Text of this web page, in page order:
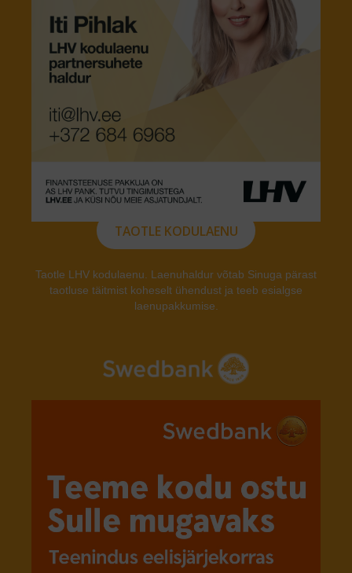
TAOTLE KODULAENU
Taotle LHV kodulaenu. Laenuhaldur võtab Sinuga pärast
taotluse täitmist koheselt ühendust ja teeb esialgse
laenupakkumise.